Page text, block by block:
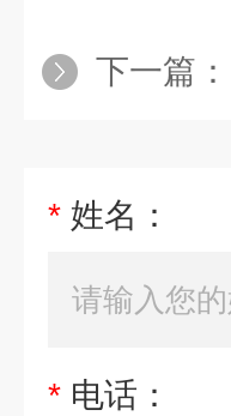
下一篇：
* 姓名：
* 电话：